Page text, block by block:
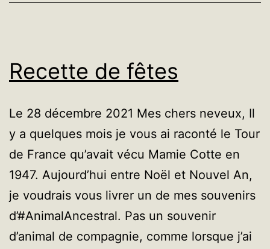
Recette de fêtes
Le 28 décembre 2021 Mes chers neveux, Il
y a quelques mois je vous ai raconté le Tour
de France qu’avait vécu Mamie Cotte en
1947. Aujourd’hui entre Noël et Nouvel An,
je voudrais vous livrer un de mes souvenirs
d’#AnimalAncestral. Pas un souvenir
d’animal de compagnie, comme lorsque j’ai